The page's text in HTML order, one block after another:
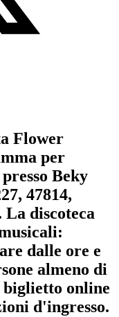
Flower
per
presso Beky
47814,
discoteca
dalle ore e
almeno di
online
d'ingresso.